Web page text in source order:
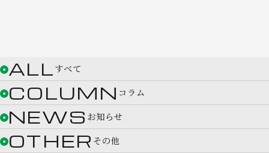
ALL すべて
COLUMN コラム
NEWS お知らせ
OTHER その他